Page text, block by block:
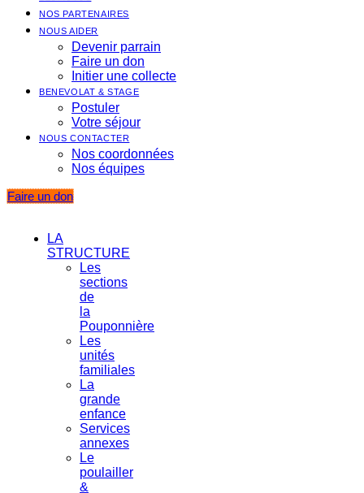
NOS PARTENAIRES
NOUS AIDER
Devenir parrain
Faire un don
Initier une collecte
BENEVOLAT & STAGE
Postuler
Votre séjour
NOUS CONTACTER
Nos coordonnées
Nos équipes
Faire un don
LA
STRUCTURE
Les
sections
de
la
Pouponnière
Les
unités
familiales
La
grande
enfance
Services
annexes
Le
poulailler
&